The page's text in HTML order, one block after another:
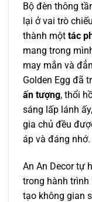
Bộ đèn thông
lại ở vai trò
thành một tác
mang trong
may mắn và
Golden Egg đã
ấn tượng, thổi
sáng lấp lánh
gia chủ đều
áp và đáng nhớ.
An An Decor tự
trong hành trình
tạo không gian